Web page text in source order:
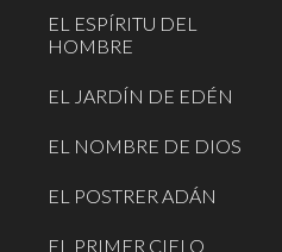
EL ESPÍRITU DEL
HOMBRE
EL JARDÍN DE EDÉN
EL NOMBRE DE DIOS
EL POSTRER ADÁN
EL PRIMER CIELO